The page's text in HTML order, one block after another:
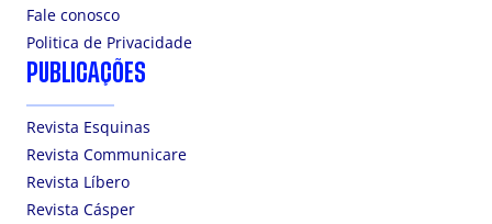
Fale conosco
Politica de Privacidade
PUBLICAÇÕES
Revista Esquinas
Revista Communicare
Revista Líbero
Revista Cásper